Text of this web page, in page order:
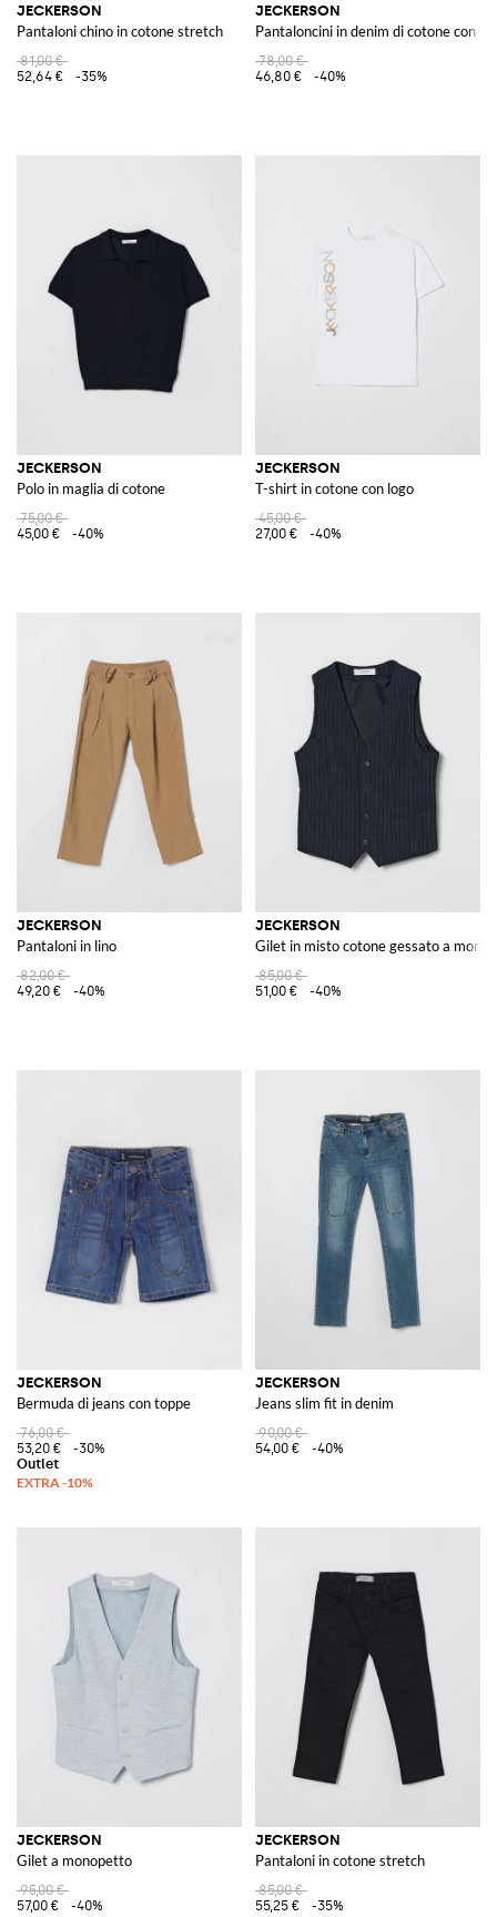
JECKERSON
Pantaloni chino in cotone stretch
81,00 €
52,64 €
-35%
JECKERSON
Pantaloncini in denim di cotone con
78,00 €
46,80 €
-40%
JECKERSON
Polo in maglia di cotone
75,00 €
45,00 €
-40%
JECKERSON
T-shirt in cotone con logo
45,00 €
27,00 €
-40%
JECKERSON
Pantaloni in lino
82,00 €
49,20 €
-40%
JECKERSON
Gilet in misto cotone gessato a
85,00 €
51,00 €
-40%
JECKERSON
Bermuda di jeans con toppe
76,00 €
53,20 €
-30%
JECKERSON
Jeans slim fit in denim
90,00 €
54,00 €
-40%
JECKERSON
Gilet a monopetto
95,00 €
57,00 €
-40%
JECKERSON
Pantaloni in cotone stretch
85,00 €
55,25 €
-35%